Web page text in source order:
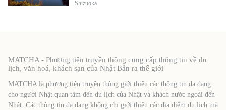
Shizuoka
MATCHA - Phương tiện truyền thông cung cấp thông tin về du
lịch, văn hoá, khách sạn của Nhật Bản ra thế giới
MATCHA là phương tiện truyền thông giới thiệu các thông tin đa dạng
cho người Nhật quan tâm đến du lịch của Nhật và khách nước ngoài đến
Nhật. Các thông tin đa dạng không chỉ giới thiệu các địa điểm du lịch mà